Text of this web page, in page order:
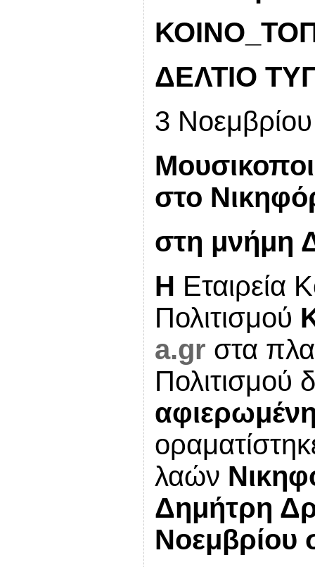
ΔΕΛΤΙΟ
3
στο
στη μνήμη
Η Εταιρεία
Πολιτισμού
a.gr στα
Πολιτισμού
λαών
Δημήτρη
Νοεμβρίου